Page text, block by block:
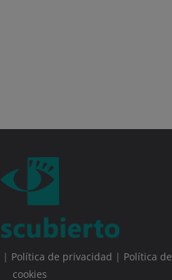
| Política de privacidad | Política de
cookies